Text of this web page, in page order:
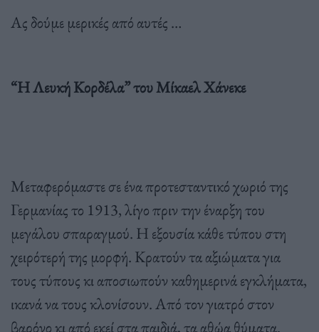
Ας δούμε μερικές από αυτές …
“Η Λευκή Κορδέλα” του Μίκαελ Χάνεκε
Μεταφερόμαστε σε ένα προτεσταντικό χωριό της
Γερμανίας το 1913, λίγο πριν την έναρξη του
μεγάλου σπαραγμού. Η εξουσία κάθε τύπου στη
χειρότερή της μορφή. Κρατούν τα αξιώματα για
τους τύπους κι αποσιωπούν καθημερινά εγκλήματα,
ικανά να τους κλονίσουν. Από τον γιατρό στον
βαρόνο κι από εκεί στα παιδιά, τα αθώα θύματα.